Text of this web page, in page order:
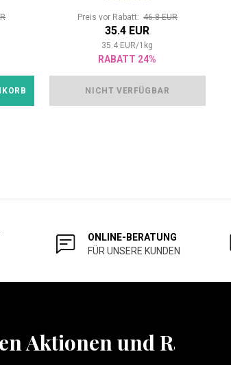
Preis vor Rabatt: 46.8 EUR
35.4 EUR
35.4 EUR/1 kg
RABATT 24%
NICHT VERFÜGBAR
ONLINE-BERATUNG
FÜR UNSERE KUNDEN
Aktionen und Rabatten